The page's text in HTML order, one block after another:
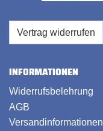
Vertrag widerrufen
INFORMATIONEN
Widerrufsbelehrung
AGB
Versandinformationen